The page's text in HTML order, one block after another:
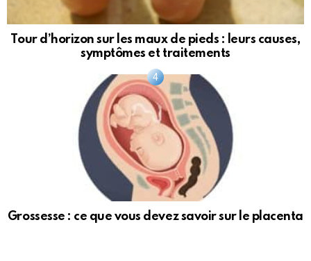
Tour d’horizon sur les maux de pieds : leurs causes,
symptômes et traitements
Grossesse : ce que vous devez savoir sur le placenta